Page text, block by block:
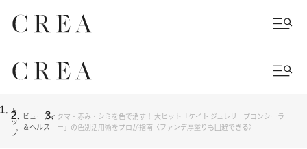
ト
ッ
プ
ビューティ
＆ヘルス
クマ・赤み・シミを色で消す！ 大ヒット「ケイト ジュレリープコンシーラ
ー」の色別活用術をプロが指南〈ファンデ厚塗りも回避できる〉